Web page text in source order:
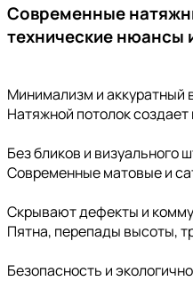
Современные
технические нюансы
Минимализм и аккуратный
Натяжной потолок
Без бликов и визуального
Современные матовые и
Скрывают дефекты и
Пятна, перепады высоты,
Безопасность и